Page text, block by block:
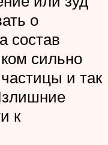
о
состав
сильно
и так
к